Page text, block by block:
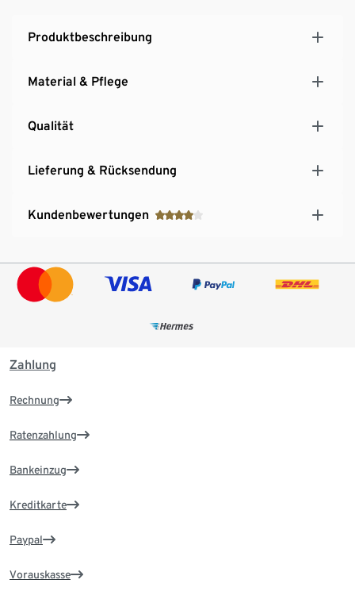
Produktbeschreibung
Material & Pflege
Qualität
Lieferung & Rücksendung
Kundenbewertungen
Zahlung
Rechnung
Ratenzahlung
Bankeinzug
Kreditkarte
Paypal
Vorauskasse